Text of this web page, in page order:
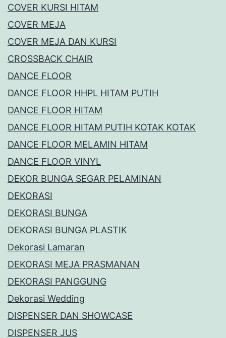
COVER KURSI HITAM
COVER MEJA
COVER MEJA DAN KURSI
CROSSBACK CHAIR
DANCE FLOOR
DANCE FLOOR HHPL HITAM PUTIH
DANCE FLOOR HITAM
DANCE FLOOR HITAM PUTIH KOTAK KOTAK
DANCE FLOOR MELAMIN HITAM
DANCE FLOOR VINYL
DEKOR BUNGA SEGAR PELAMINAN
DEKORASI
DEKORASI BUNGA
DEKORASI BUNGA PLASTIK
Dekorasi Lamaran
DEKORASI MEJA PRASMANAN
DEKORASI PANGGUNG
Dekorasi Wedding
DISPENSER DAN SHOWCASE
DISPENSER JUS